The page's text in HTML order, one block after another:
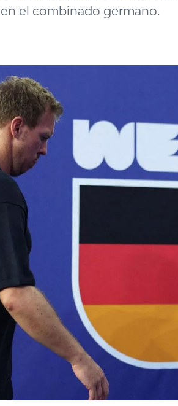
el combinado germano.